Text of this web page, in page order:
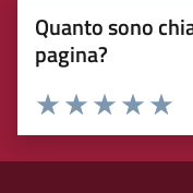
Quanto sono
pagina?
Rating:
Valuta 4
Valuta 3
Valuta 2 stelle
Valuta 1 stelle su 5